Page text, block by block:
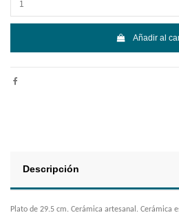
Añadir al
Descripción
Plato de 29.5 cm. Cerámica artesanal. Cerámica